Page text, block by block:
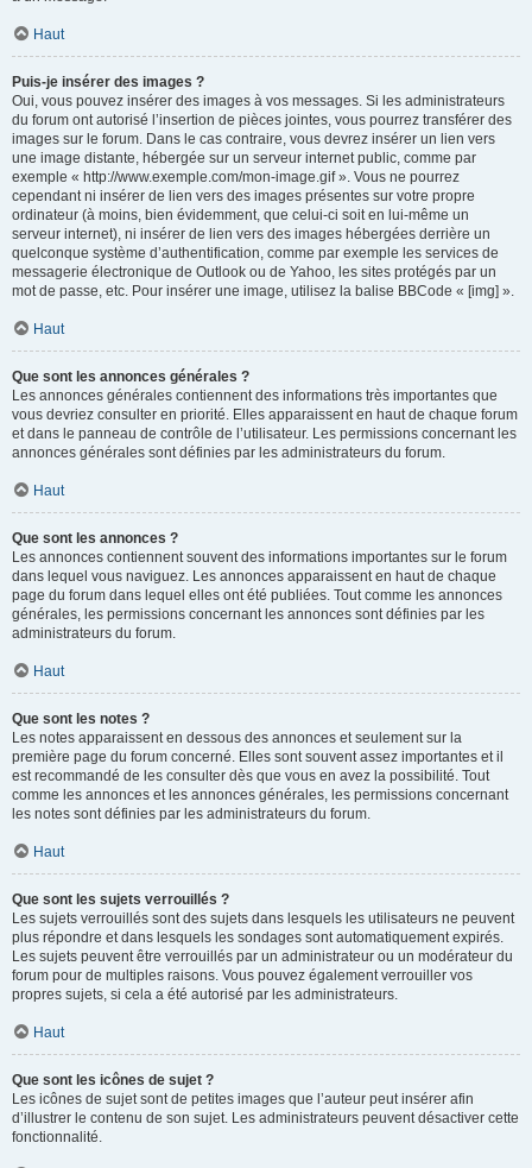
Haut
Puis-je insérer des images ?
Oui, vous pouvez insérer des images à vos messages. Si les administrateurs
du forum ont autorisé l’insertion de pièces jointes, vous pourrez transférer des
images sur le forum. Dans le cas contraire, vous devrez insérer un lien vers
une image distante, hébergée sur un serveur internet public, comme par
exemple « http://www.exemple.com/mon-image.gif ». Vous ne pourrez
cependant ni insérer de lien vers des images présentes sur votre propre
ordinateur (à moins, bien évidemment, que celui-ci soit en lui-même un
serveur internet), ni insérer de lien vers des images hébergées derrière un
quelconque système d’authentification, comme par exemple les services de
messagerie électronique de Outlook ou de Yahoo, les sites protégés par un
mot de passe, etc. Pour insérer une image, utilisez la balise BBCode « [img] ».
Haut
Que sont les annonces générales ?
Les annonces générales contiennent des informations très importantes que
vous devriez consulter en priorité. Elles apparaissent en haut de chaque forum
et dans le panneau de contrôle de l’utilisateur. Les permissions concernant les
annonces générales sont définies par les administrateurs du forum.
Haut
Que sont les annonces ?
Les annonces contiennent souvent des informations importantes sur le forum
dans lequel vous naviguez. Les annonces apparaissent en haut de chaque
page du forum dans lequel elles ont été publiées. Tout comme les annonces
générales, les permissions concernant les annonces sont définies par les
administrateurs du forum.
Haut
Que sont les notes ?
Les notes apparaissent en dessous des annonces et seulement sur la
première page du forum concerné. Elles sont souvent assez importantes et il
est recommandé de les consulter dès que vous en avez la possibilité. Tout
comme les annonces et les annonces générales, les permissions concernant
les notes sont définies par les administrateurs du forum.
Haut
Que sont les sujets verrouillés ?
Les sujets verrouillés sont des sujets dans lesquels les utilisateurs ne peuvent
plus répondre et dans lesquels les sondages sont automatiquement expirés.
Les sujets peuvent être verrouillés par un administrateur ou un modérateur du
forum pour de multiples raisons. Vous pouvez également verrouiller vos
propres sujets, si cela a été autorisé par les administrateurs.
Haut
Que sont les icônes de sujet ?
Les icônes de sujet sont de petites images que l’auteur peut insérer afin
d’illustrer le contenu de son sujet. Les administrateurs peuvent désactiver cette
fonctionnalité.